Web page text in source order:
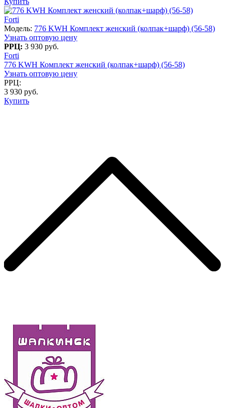
Forti
Модель: 776 KWH Комплект женский (колпак+шарф) (56-58)
Узнать оптовую цену
РРЦ: 3 930 руб.
Forti
776 KWH Комплект женский (колпак+шарф) (56-58)
Узнать оптовую цену
РРЦ:
3 930 руб.
Купить